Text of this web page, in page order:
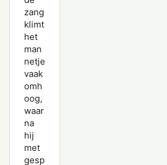
zang
klimt
het
man
netje
vaak
omh
oog,
waar
na
hij
met
gesp